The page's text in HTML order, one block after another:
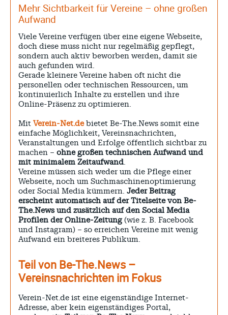
Mehr Sichtbarkeit für Vereine – ohne großen
Aufwand
Viele Vereine verfügen über eine eigene Webseite,
doch diese muss nicht nur regelmäßig gepflegt,
sondern auch aktiv beworben werden, damit sie
auch gefunden wird.
Gerade kleinere Vereine haben oft nicht die
personellen oder technischen Ressourcen, um
kontinuierlich Inhalte zu erstellen und ihre
Online-Präsenz zu optimieren.
Mit Verein-Net.debietet Be-The.News somit eine
einfache Möglichkeit, Vereinsnachrichten,
Veranstaltungen und Erfolge öffentlich sichtbar zu
machen – ohne großen technischen Aufwand und
mit minimalem Zeitaufwand
Vereine müssen sich weder um die Pflege einer
Webseite, noch um Suchmaschinenoptimierung
oder Social Media kümmern. Jeder Beitrag
erscheint automatisch auf der Titelseite von Be-
The.News und zusätzlich auf den Social Media
Profilen der Online-Zeitung (wie z. B. Facebook
und Instagram) – so erreichen Vereine mit wenig
Aufwand ein breiteres Publikum.
Teil von Be-The.News –
Vereinsnachrichten im Fokus
Verein-Net.de ist eine eigenständige Internet-
Adresse, aber kein eigenständiges Portal,